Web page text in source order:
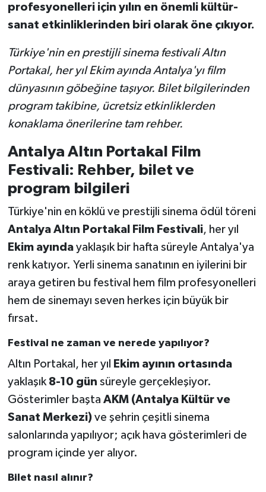
profesyonelleri için yılın en önemli kültür-
sanat etkinliklerinden biri olarak öne çıkıyor.
Türkiye'nin en prestijli sinema festivali Altın
Portakal, her yıl Ekim ayında Antalya'yı film
dünyasının göbeğine taşıyor. Bilet bilgilerinden
program takibine, ücretsiz etkinliklerden
konaklama önerilerine tam rehber.
Antalya Altın Portakal Film
Festivali: Rehber, bilet ve
program bilgileri
Türkiye'nin en köklü ve prestijli sinema ödül töreni
Antalya Altın Portakal Film Festivali, her yıl
Ekim ayındayaklaşık bir hafta süreyle Antalya'ya
renk katıyor. Yerli sinema sanatının en iyilerini bir
araya getiren bu festival hem film profesyonelleri
hem de sinemayı seven herkes için büyük bir
fırsat.
Festival ne zaman ve nerede yapılıyor?
Altın Portakal, her yıl
Ekim ayının ortasında
yaklaşık 8-10 gün süreyle gerçekleşiyor.
Gösterimler başta AKM (Antalya Kültür ve
Sanat Merkezi)ve şehrin çeşitli sinema
salonlarında yapılıyor; açık hava gösterimleri de
program içinde yer alıyor.
Bilet nasıl alınır?